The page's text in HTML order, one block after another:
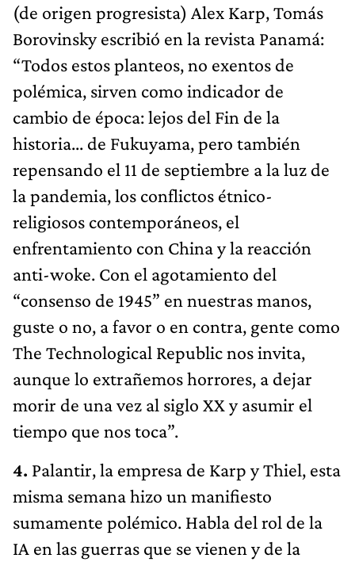
(de origen progresista) Alex Karp, Tomás
Borovinsky escribió en la revista Panamá:
“Todos estos planteos, no exentos de
polémica, sirven como indicador de
cambio de época: lejos del Fin de la
historia... de Fukuyama, pero también
repensando el 11 de septiembre a la luz de
la pandemia, los conflictos étnico-
religiosos contemporáneos, el
enfrentamiento con China y la reacción
anti-woke. Con el agotamiento del
“consenso de 1945” en nuestras manos,
guste o no, a favor o en contra, gente como
The Technological Republic nos invita,
aunque lo extrañemos horrores, a dejar
morir de una vez al siglo XX y asumir el
tiempo que nos toca”.
4. Palantir, la empresa de Karp y Thiel, esta
misma semana hizo un manifiesto
sumamente polémico. Habla del rol de la
IA en las guerras que se vienen y de la